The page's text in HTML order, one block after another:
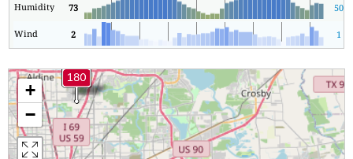
Humidity 73 50
Wind 2 1
+
−